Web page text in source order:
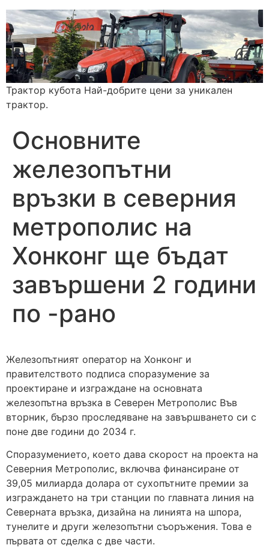
Трактор кубота Най-добрите цени за уникален
трактор.
Основните
железопътни
връзки в северния
метрополис на
Хонконг ще бъдат
завършени 2 години
по -рано
Железопътният оператор на Хонконг и
правителството подписа споразумение за
проектиране и изграждане на основната
железопътна връзка в Северен Метрополис Във
вторник, бързо проследяване на завършването си с
поне две години до 2034 г.
Споразумението, което дава скорост на проекта на
Северния Метрополис, включва финансиране от
39,05 милиарда долара от сухопътните премии за
изграждането на три станции по главната линия на
Северната връзка, дизайна на линията на шпора,
тунелите и други железопътни съоръжения. Това е
първата от сделка с две части.